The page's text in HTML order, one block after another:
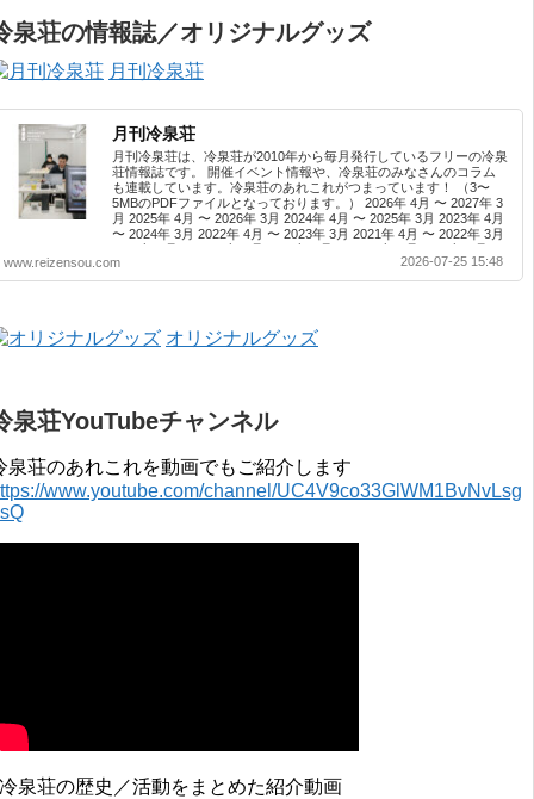
泉荘の情報誌／オリジナルグッズ
月刊冷泉荘
月刊冷泉荘
月刊冷泉荘は、冷泉荘が2010年から毎月発行しているフリーの冷泉
荘情報誌です。 開催イベント情報や、冷泉荘のみなさんのコラム
も連載しています。冷泉荘のあれこれがつまっています！ （3〜
5MBのPDFファイルとなっております。） 2026年 4月 〜 2027年 3
月 2025年 4月 〜 2026年 3月 2024年 4月 〜 2025年 3月 2023年 4月
〜 2024年 3月 2022年 4月 〜 2023年 3月 2021年 4月 〜 2022年 3月
2020年 4月 〜 2021年 3月 2019年 4月 〜 2020年 3月 2018年 4月 〜
2019年 3月 2017年 4月 〜 2018年 3月 2016年 4月 〜 2017年 3月
2015年 4月 〜 2016年 3月 2014年 4月 〜 2015年 3月 2013...
www.reizensou.com 2026-07-25 15:48
オリジナルグッズ
泉荘YouTubeチャンネル
泉荘のあれこれを動画でもご紹介します
www.youtube.com/channel/UC4V9co33GlWM1BvNvLsg
泉荘の歴史／活動をまとめた紹介動画